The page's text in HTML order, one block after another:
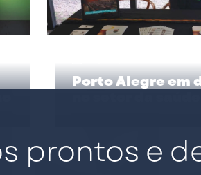
Porto Alegre em
prontos e